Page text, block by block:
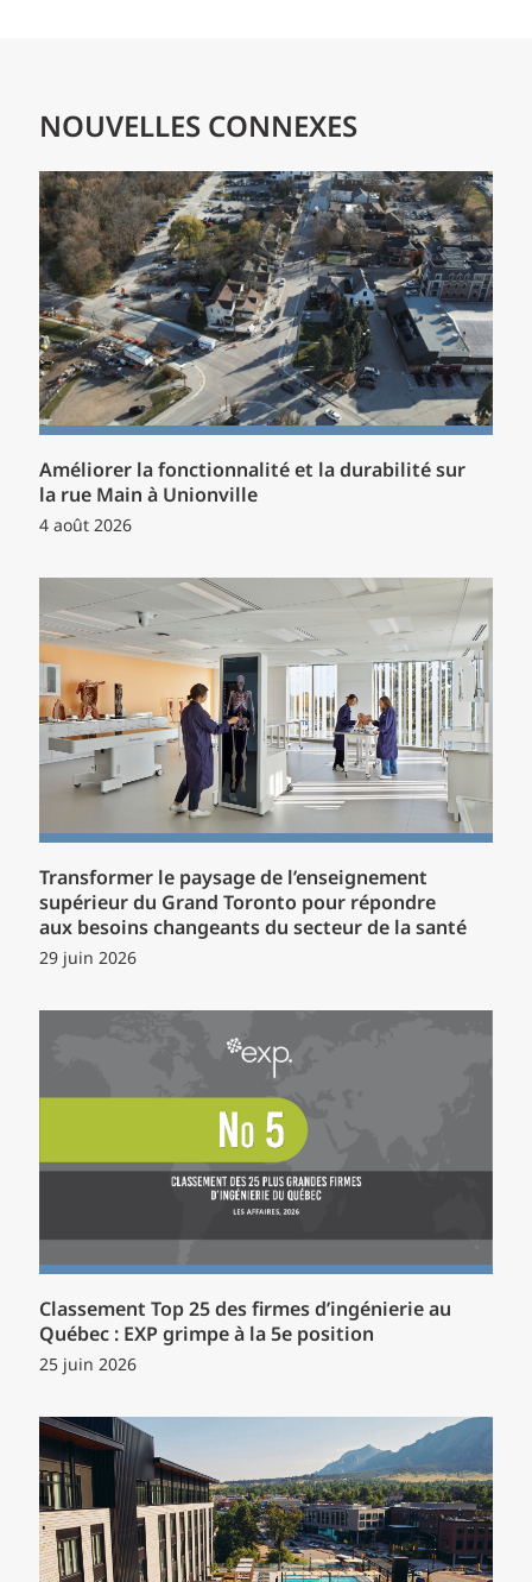
NOUVELLES CONNEXES
Améliorer la fonctionnalité et la durabilité sur
la rue Main à Unionville
4 août 2026
Transformer le paysage de l’enseignement
supérieur du Grand Toronto pour répondre
aux besoins changeants du secteur de la santé
29 juin 2026
Classement Top 25 des firmes d’ingénierie au
Québec : EXP grimpe à la 5e position
25 juin 2026